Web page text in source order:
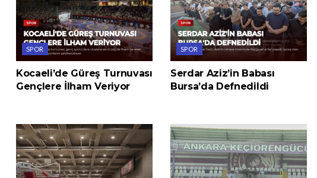
SPOR
Kocaeli’de Güreş Turnuvası
Gençlere İlham Veriyor
SPOR
Serdar Aziz’in Babası
Bursa’da Defnedildi